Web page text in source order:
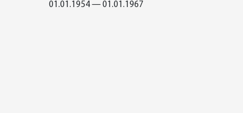
01.01.1954 — 01.01.1967